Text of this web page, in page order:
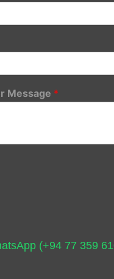
Message *
(+94 77 359